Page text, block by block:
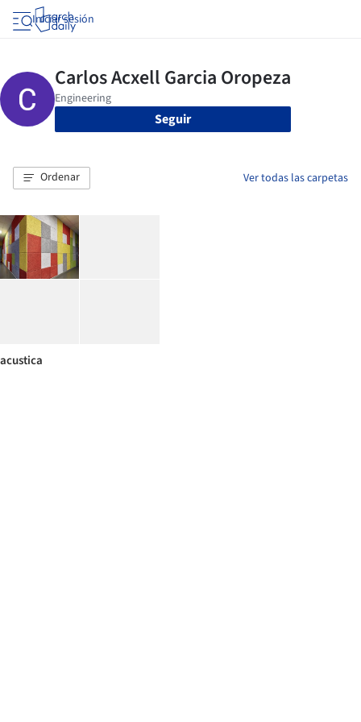
Iniciar sesión
Seguir
Ordenar Ver todas las carpetas
acustica